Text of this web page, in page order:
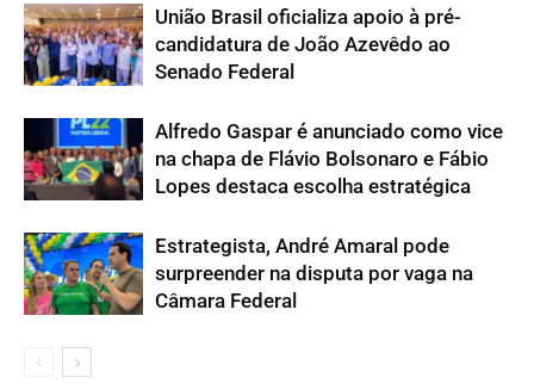
União Brasil oficializa apoio à pré-
candidatura de João Azevêdo ao
Senado Federal
Alfredo Gaspar é anunciado como vice
na chapa de Flávio Bolsonaro e Fábio
Lopes destaca escolha estratégica
Estrategista, André Amaral pode
surpreender na disputa por vaga na
Câmara Federal